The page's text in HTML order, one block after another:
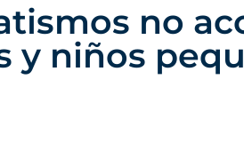
no
y niños